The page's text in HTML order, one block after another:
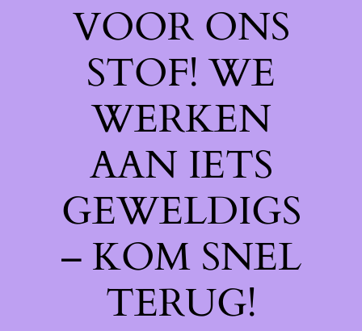
VOOR ONS
STOF! WE
WERKEN
AAN IETS
GEWELDIGS
– KOM SNEL
TERUG!